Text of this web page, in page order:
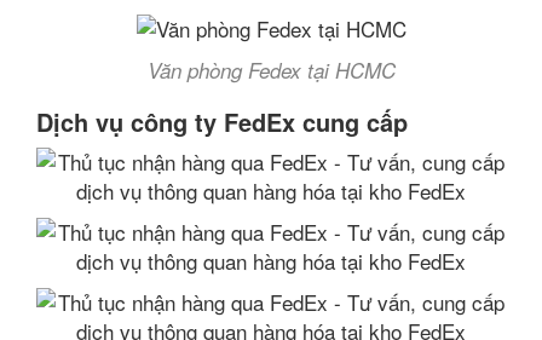
Văn phòng Fedex tại HCMC
Dịch vụ công ty FedEx cung cấp